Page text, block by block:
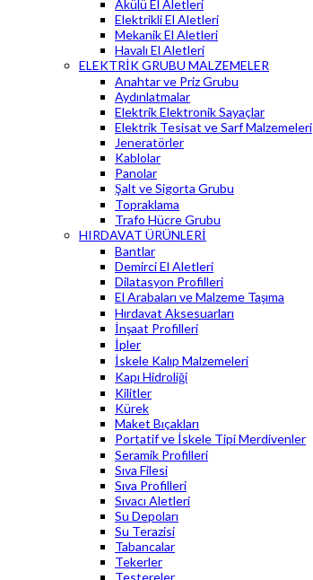
Akülü El Aletleri
Elektrikli El Aletleri
Mekanik El Aletleri
Havalı El Aletleri
ELEKTRİK GRUBU MALZEMELER
Anahtar ve Priz Grubu
Aydınlatmalar
Elektrik Elektronik Sayaçlar
Elektrik Tesisat ve Sarf Malzemeleri
Jeneratörler
Kablolar
Panolar
Şalt ve Sigorta Grubu
Topraklama
Trafo Hücre Grubu
HIRDAVAT ÜRÜNLERİ
Bantlar
Demirci El Aletleri
Dilatasyon Profilleri
El Arabaları ve Malzeme Taşıma
Hırdavat Aksesuarları
İnşaat Profilleri
İpler
İskele Kalıp Malzemeleri
Kapı Hidroliği
Kilitler
Kürek
Maket Bıçakları
Portatif ve İskele Tipi Merdivenler
Seramik Profilleri
Sıva Filesi
Sıva Profilleri
Sıvacı Aletleri
Su Depoları
Su Terazisi
Tabancalar
Tekerler
Testereler